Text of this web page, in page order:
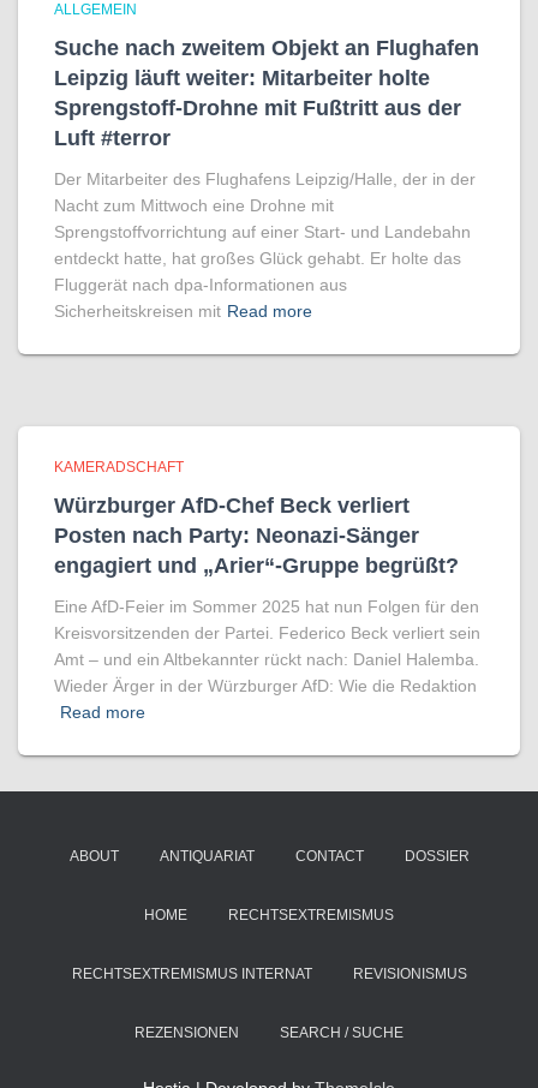
ALLGEMEIN
Suche nach zweitem Objekt an Flughafen
Leipzig läuft weiter: Mitarbeiter holte
Sprengstoff-Drohne mit Fußtritt aus der
Luft #terror
Der Mitarbeiter des Flughafens Leipzig/Halle, der in der
Nacht zum Mittwoch eine Drohne mit
Sprengstoffvorrichtung auf einer Start- und Landebahn
entdeckt hatte, hat großes Glück gehabt. Er holte das
Fluggerät nach dpa-Informationen aus
Sicherheitskreisen mit Read more
KAMERADSCHAFT
Würzburger AfD-Chef Beck verliert
Posten nach Party: Neonazi-Sänger
engagiert und „Arier“-Gruppe begrüßt?
Eine AfD-Feier im Sommer 2025 hat nun Folgen für den
Kreisvorsitzenden der Partei. Federico Beck verliert sein
Amt – und ein Altbekannter rückt nach: Daniel Halemba.
Wieder Ärger in der Würzburger AfD: Wie die Redaktion
Read more
ABOUT ANTIQUARIAT CONTACT DOSSIER
HOME RECHTSEXTREMISMUS
RECHTSEXTREMISMUS INTERNAT REVISIONISMUS
REZENSIONEN SEARCH / SUCHE